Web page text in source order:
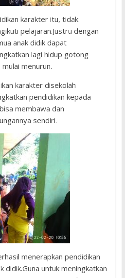
karakter itu, tidak
pelajaran.Justru dengan
anak didik dapat
lagi hidup gotong
menurun.
karakter disekolah
pendidikan kepada
membawa dan
sendiri.
menerapkan pendidikan
didik.Guna untuk meningkatkan